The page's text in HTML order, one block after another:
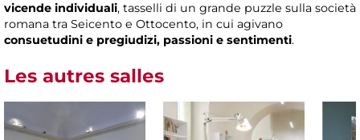
vicende individuali, tasselli di un grande puzzle sulla società
romana tra Seicento e Ottocento, in cui agivano
consuetudini e pregiudizi, passioni e sentimenti.
Les autres salles